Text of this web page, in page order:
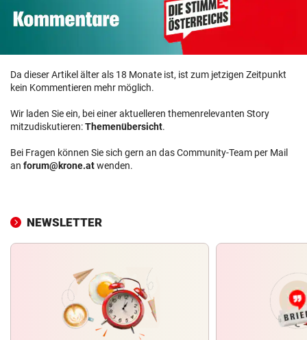
Da dieser Artikel älter als 18 Monate ist, ist zum jetzigen Zeitpunkt
kein Kommentieren mehr möglich.
Wir laden Sie ein, bei einer aktuelleren themenrelevanten Story
mitzudiskutieren:Themenübersicht.
Bei Fragen können Sie sich gern an das Community-Team per Mail
an forum@krone.atwenden.
NEWSLETTER